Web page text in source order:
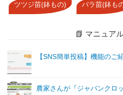
ツツジ苗(鉢もの) バラ苗(鉢も
📗 マニュア
【SNS簡単投稿】機能のご
農家さんが『ジャパンクロ